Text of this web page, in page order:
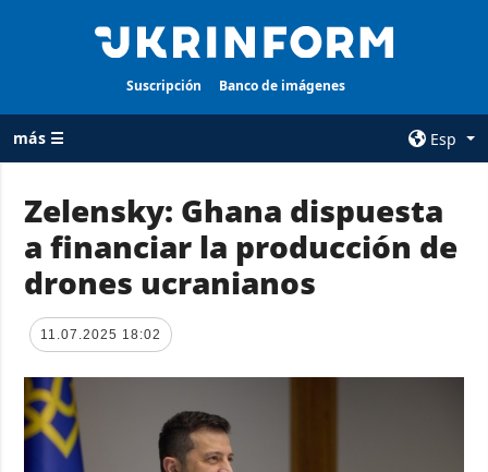
Suscripción Banco de imágenes
más ☰
Esp
TODAS LAS
Guerra
Reconstrucción
Política
Economía
Defensa
AGENCIA
sobre la agencia
Zelensky: Ghana dispuesta
a financiar la producción de
drones ucranianos
11.07.2025 18:02